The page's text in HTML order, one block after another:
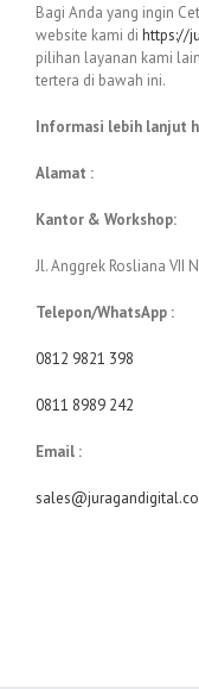
Bagi Anda yang ingin
website kami di https://
pilihan layanan kami
tertera di bawah ini.
Informasi lebih lanjut
Alamat :
Kantor & Workshop:
Jl. Anggrek Rosliana VII
Telepon/WhatsApp :
0812 9821 398
0811 8989 242
Email :